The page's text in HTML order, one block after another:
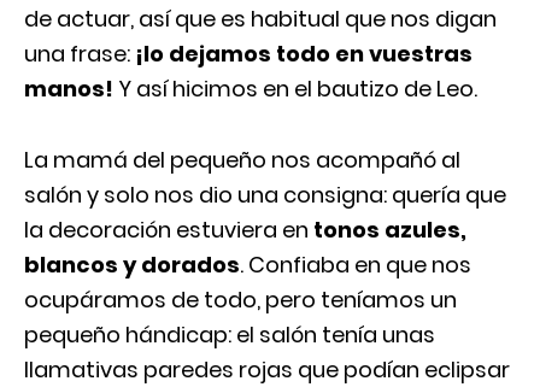
de actuar, así que es habitual que nos digan
una frase: ¡lo dejamos todo en vuestras
manos! Y así hicimos en el bautizo de Leo.
La mamá del pequeño nos acompañó al
salón y solo nos dio una consigna: quería que
la decoración estuviera en tonos azules,
blancos y dorados. Confiaba en que nos
ocupáramos de todo, pero teníamos un
pequeño hándicap: el salón tenía unas
llamativas paredes rojas que podían eclipsar